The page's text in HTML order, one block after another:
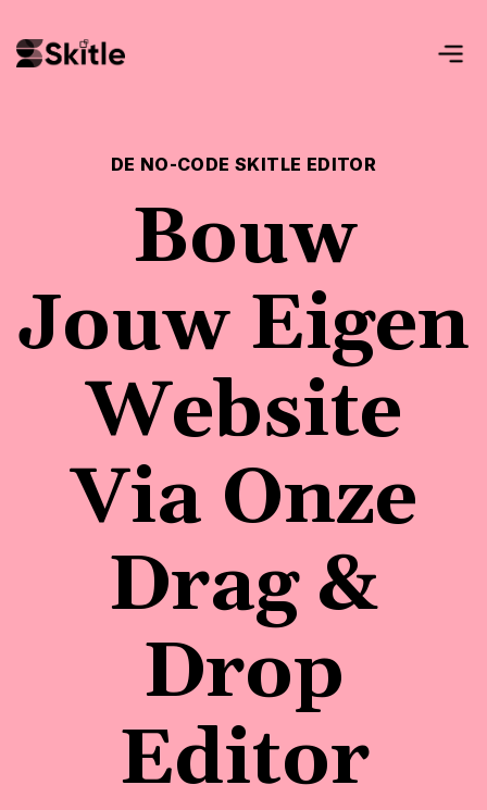
DE NO-CODE SKITLE EDITOR
Bouw
Jouw Eigen
Website
Via Onze
Drag &
Drop
Editor